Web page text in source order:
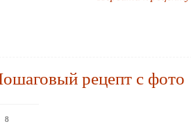
рецепт с фото
8